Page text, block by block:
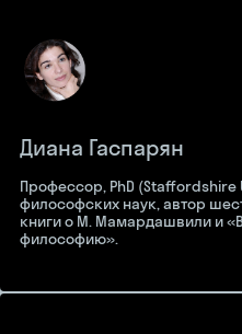
Диана Гаспарян
Профессор, РhD (Staffordshire
философских наук, автор
книги о М. Мамардашвили и
философию».